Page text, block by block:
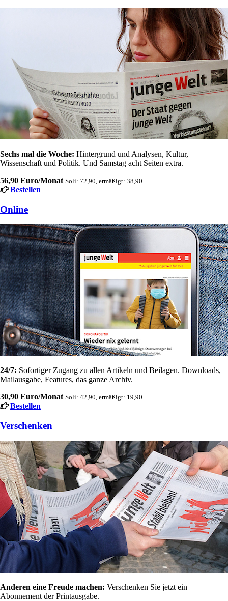
Sechs mal die Woche: Hintergrund und Analysen, Kultur,
Wissenschaft und Politik. Und Samstag acht Seiten extra.
56,90 Euro/Monat Soli: 72,90, ermäßigt: 38,90
Bestellen
Online
24/7: Sofortiger Zugang zu allen Artikeln und Beilagen. Downloads,
Mailausgabe, Features, das ganze Archiv.
30,90 Euro/Monat Soli: 42,90, ermäßigt: 19,90
Bestellen
Verschenken
Anderen eine Freude machen: Verschenken Sie jetzt ein
Abonnement der Printausgabe.